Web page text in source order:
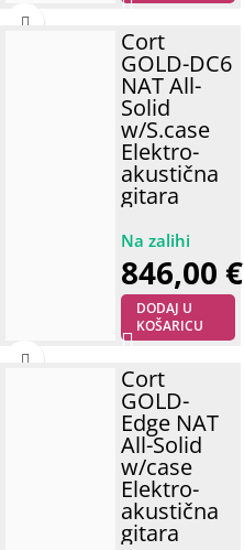
Cort
GOLD-DC6
NAT All-
Solid
w/S.case
Elektro-
akustična
gitara
846,00 €
DODAJ U
KOŠARICU
Cort
GOLD-
Edge NAT
All-Solid
w/case
Elektro-
akustična
gitara